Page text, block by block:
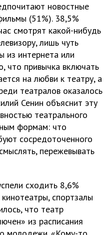
новостные
(51%). 38,5%
смотрят какой-нибудь
лишь чуть
из интернета или
что привычка включать
на любви к театру, а
театралов оказалось
Сенин объяснит эту
театрального
формам: что
сосредоточенного
пережевывать
сходить 8,6%
спортзалы
что театр
из расписания